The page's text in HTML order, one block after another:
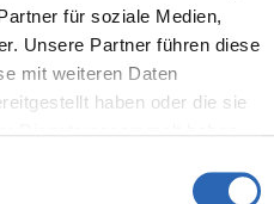
für soziale Medien,
Unsere Partner führen diese
mit weiteren Daten
haben oder die sie